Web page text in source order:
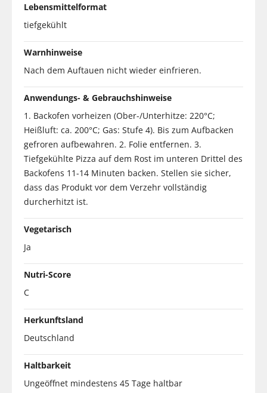
Lebensmittelformat
tiefgekühlt
Warnhinweise
Nach dem Auftauen nicht wieder einfrieren.
Anwendungs- & Gebrauchshinweise
1. Backofen vorheizen (Ober-/Unterhitze: 220°C;
Heißluft: ca. 200°C; Gas: Stufe 4). Bis zum Aufbacken
gefroren aufbewahren. 2. Folie entfernen. 3.
Tiefgekühlte Pizza auf dem Rost im unteren Drittel des
Backofens 11-14 Minuten backen. Stellen sie sicher,
dass das Produkt vor dem Verzehr vollständig
durcherhitzt ist.
Vegetarisch
Ja
Nutri-Score
C
Herkunftsland
Deutschland
Haltbarkeit
Ungeöffnet mindestens 45 Tage haltbar